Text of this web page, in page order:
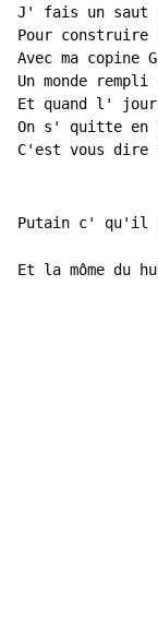
J' fais un saut
Pour construire
Avec ma copine
Un monde
Et quand l'
On s' quitte en
C'est vous
Putain c' qu'il
Et la môme du